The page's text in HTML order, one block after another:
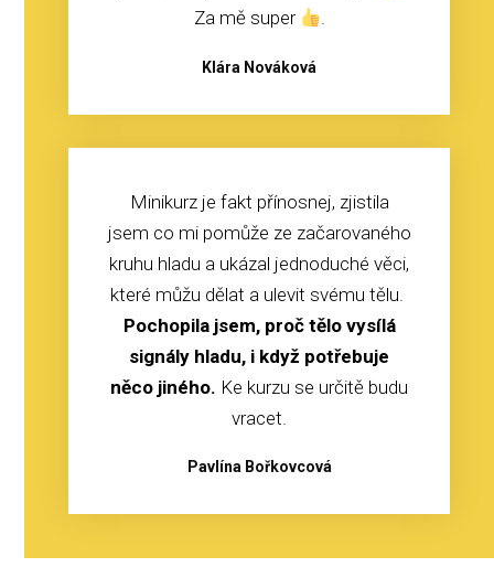
Za mě super
.
Klára Nováková
Minikurz je fakt přínosnej, zjistila
jsem co mi pomůže ze začarovaného
kruhu hladu a ukázal jednoduché věci,
které můžu dělat a ulevit svému tělu.
Pochopila jsem, proč tělo vysílá
signály hladu, i když potřebuje
něco jiného. Ke kurzu se určitě budu
vracet.
Pavlína Bořkovcová